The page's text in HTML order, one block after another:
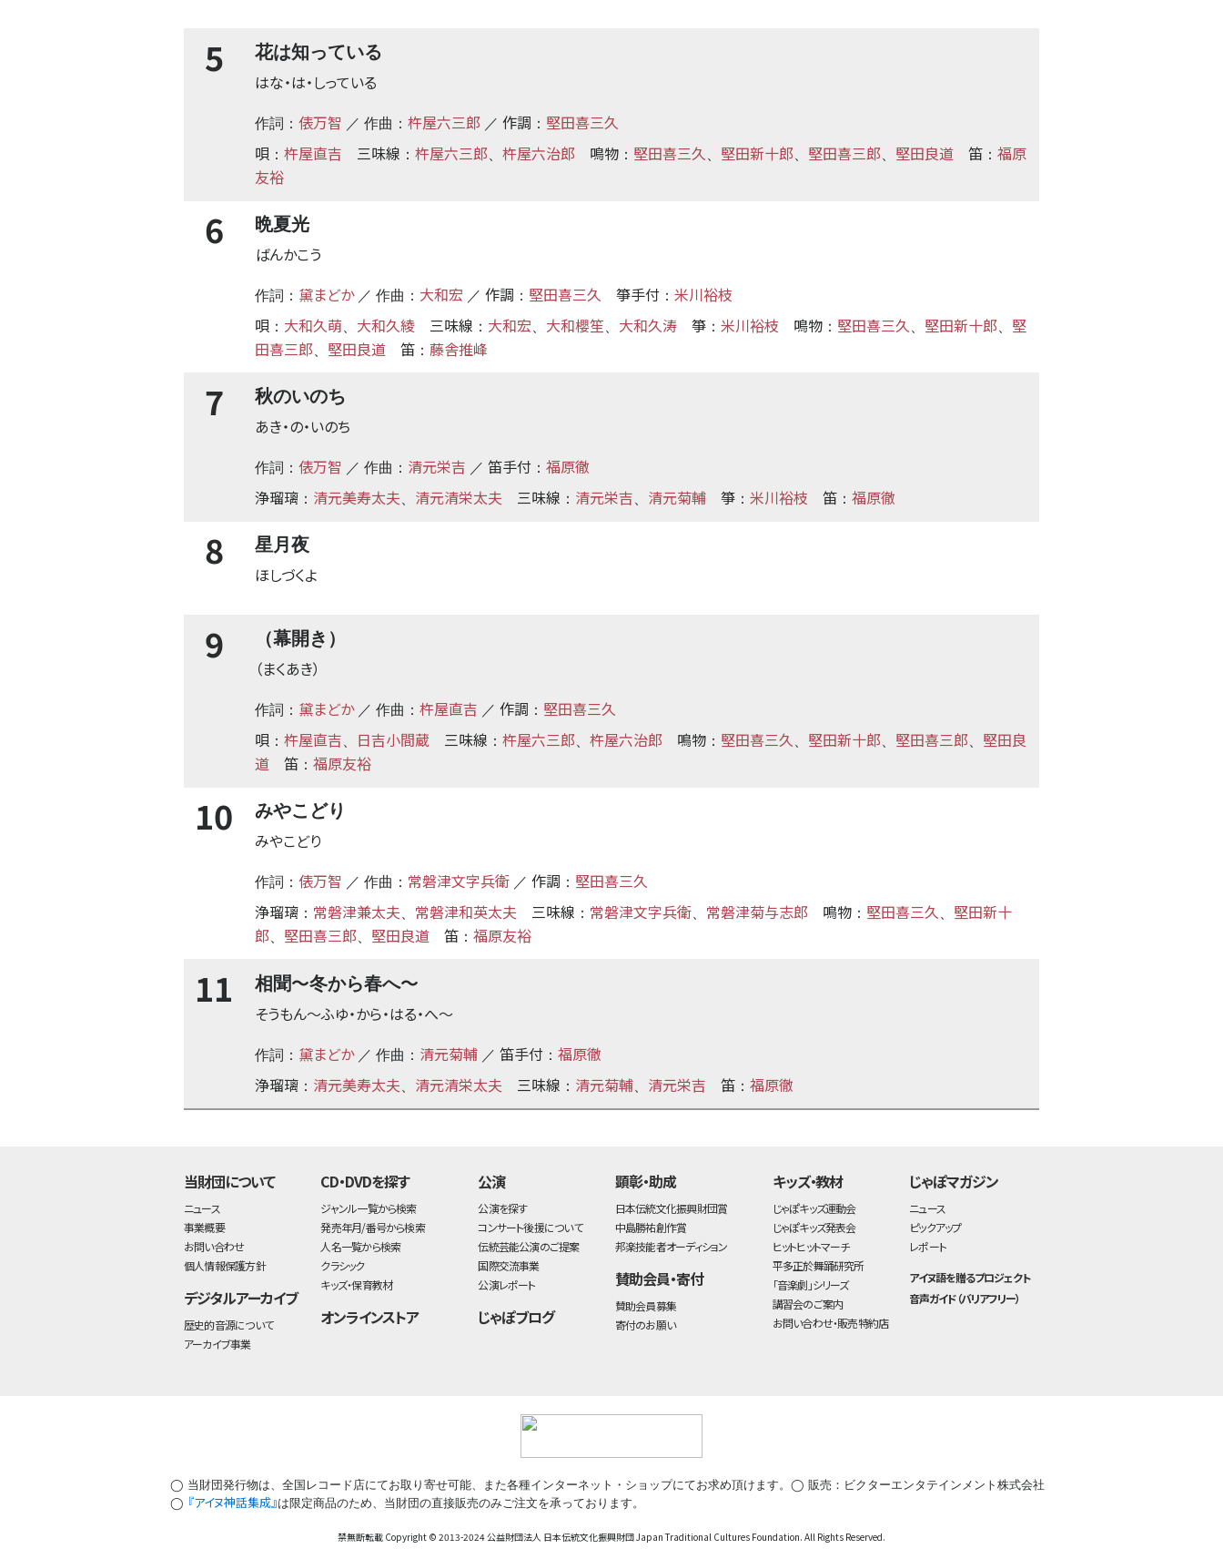
5 花は知っている
はな・は・しっている
作詞： 俵万智 ／ 作曲： 杵屋六三郎 ／ 作調 ： 堅田喜三久
唄 ： 杵屋直吉 三味線 ： 杵屋六三郎 杵屋六治郎 鳴物 ： 堅田喜三久 堅田新十郎 堅田喜三郎 堅田良道 笛 ： 福原
友裕
6 晩夏光
ばんかこう
作詞： 黛まどか／ 作曲： 大和宏 ／ 作調 ： 堅田喜三久 箏手付 ： 米川裕枝
唄 ： 大和久萌 大和久綾 三味線 ： 大和宏 大和櫻笙 大和久涛 箏 ： 米川裕枝 鳴物 ： 堅田喜三久 堅田新十郎
堅
田喜三郎
堅田良道 笛 ： 藤舎推峰
7 秋のいのち
あき・の・いのち
作詞： 俵万智 ／ 作曲： 清元栄吉 ／ 笛手付 ： 福原徹
浄瑠璃 ： 清元美寿太夫 清元清栄太夫 三味線 ： 清元栄吉 清元菊輔 箏 ： 米川裕枝 笛 ： 福原徹
8 星月夜
ほしづくよ
9 （幕開き）
（まくあき）
作詞： 黛まどか／ 作曲： 杵屋直吉 ／ 作調 ： 堅田喜三久
唄 ： 杵屋直吉 日吉小間蔵 三味線 ： 杵屋六三郎 杵屋六治郎 鳴物 ： 堅田喜三久 堅田新十郎 堅田喜三郎
堅田良
道
笛 ： 福原友裕
10 みやこどり
みやこどり
作詞： 俵万智 ／ 作曲： 常磐津文字兵衛 ／ 作調 ： 堅田喜三久
浄瑠璃 ： 常磐津兼太夫 常磐津和英太夫 三味線 ： 常磐津文字兵衛 常磐津菊与志郎 鳴物 ： 堅田喜三久
堅田新十
郎
堅田喜三郎 堅田良道 笛 ： 福原友裕
11 相聞〜冬から春へ〜
そうもん〜ふゆ・から・はる・へ〜
作詞： 黛まどか／ 作曲： 清元菊輔 ／ 笛手付 ： 福原徹
浄瑠璃 ： 清元美寿太夫 清元清栄太夫 三味線 ： 清元菊輔 清元栄吉 笛 ： 福原徹
当財団について
ニュース
事業概要
お問い合わせ
個人情報保護方針
デジタルアーカイブ
歴史的音源について
アーカイブ事業
CD・DVDを探す
ジャンル一覧から検索
発売年月/番号から検索
人名一覧から検索
クラシック
キッズ・保育教材
オンラインストア
公演
公演を探す
コンサート後援について
伝統芸能公演のご提案
国際交流事業
公演レポート
じゃぽブログ
顕彰・助成
日本伝統文化振興財団賞
中島勝祐創作賞
邦楽技能者オーディション
賛助会員・寄付
賛助会員募集
寄付のお願い
キッズ・教材
じゃぽキッズ運動会
じゃぽキッズ発表会
ヒットヒットマーチ
平多正於舞踊研究所
「音楽劇」シリーズ
講習会のご案内
お問い合わせ・販売特約店
じゃぽマガジン
ニュース
ピックアップ
レポート
アイヌ語を贈るプロジェクト
音声ガイド（バリアフリー）
◯ 当財団発行物は、全国レコード店にてお取り寄せ可能、また各種インターネット・ショップにてお求め頂けます。◯ 販売：ビクターエンタテインメント株式会社
◯ 『アイヌ神話集成』は限定商品のため、当財団の直接販売のみご注文を承っております。
禁無断転載 Copyright © 2013-2024 公益財団法人 日本伝統文化振興財団 Japan Traditional Cultures Foundation. All Rights Reserved.